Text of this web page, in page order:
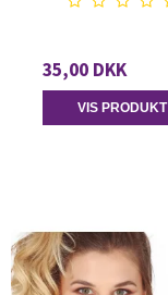
35,00 DKK
VIS PRODUKT